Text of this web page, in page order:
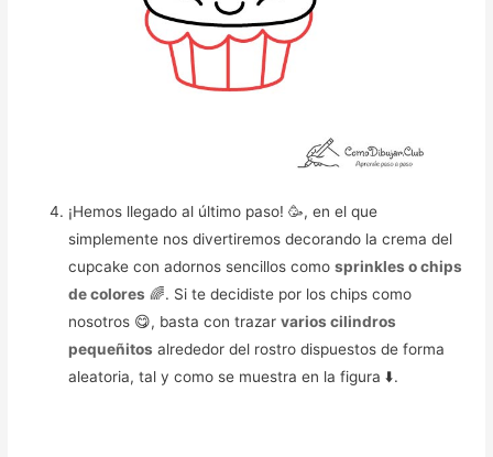
¡Hemos llegado al último paso! 🥳️, en el que
simplemente nos divertiremos decorando la crema del
cupcake con adornos sencillos comosprinkles o chips
de colores 🌈. Si te decidiste por los chips como
nosotros 😋, basta con trazarvarios cilindros
pequeñitos alrededor del rostro dispuestos de forma
aleatoria, tal y como se muestra en la figura ⬇️.